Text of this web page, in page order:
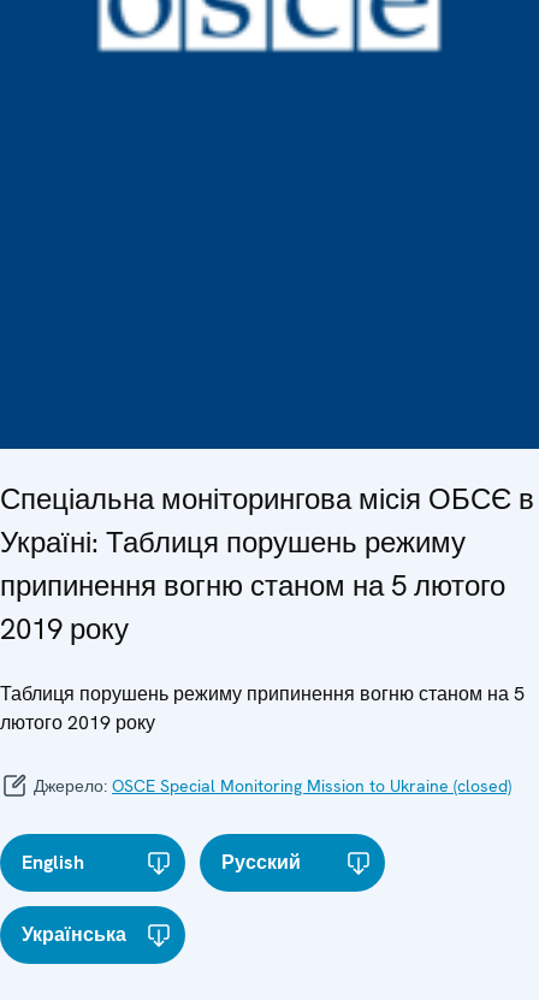
Спеціальна моніторингова місія ОБСЄ в
Україні: Таблиця порушень режиму
припинення вогню станом на 5 лютого
2019 року
Таблиця порушень режиму припинення вогню станом на 5
лютого 2019 року
Джерело: OSCE Special Monitoring Mission to Ukraine (closed)
English Русский
Українська